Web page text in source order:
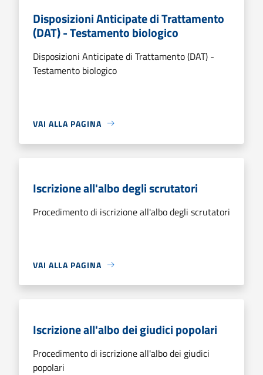
Disposizioni Anticipate di Trattamento
(DAT) - Testamento biologico
Disposizioni Anticipate di Trattamento (DAT) -
Testamento biologico
VAI ALLA PAGINA
Iscrizione all'albo degli scrutatori
Procedimento di iscrizione all'albo degli scrutatori
VAI ALLA PAGINA
Iscrizione all'albo dei giudici popolari
Procedimento di iscrizione all'albo dei giudici
popolari